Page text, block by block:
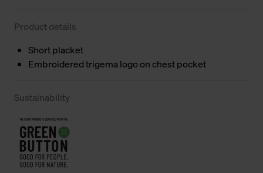
Product details
Short placket
Embroidered trigema logo on chest pocket
Sustainability